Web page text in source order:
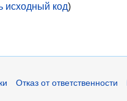
исходный код)
Отказ от ответственности